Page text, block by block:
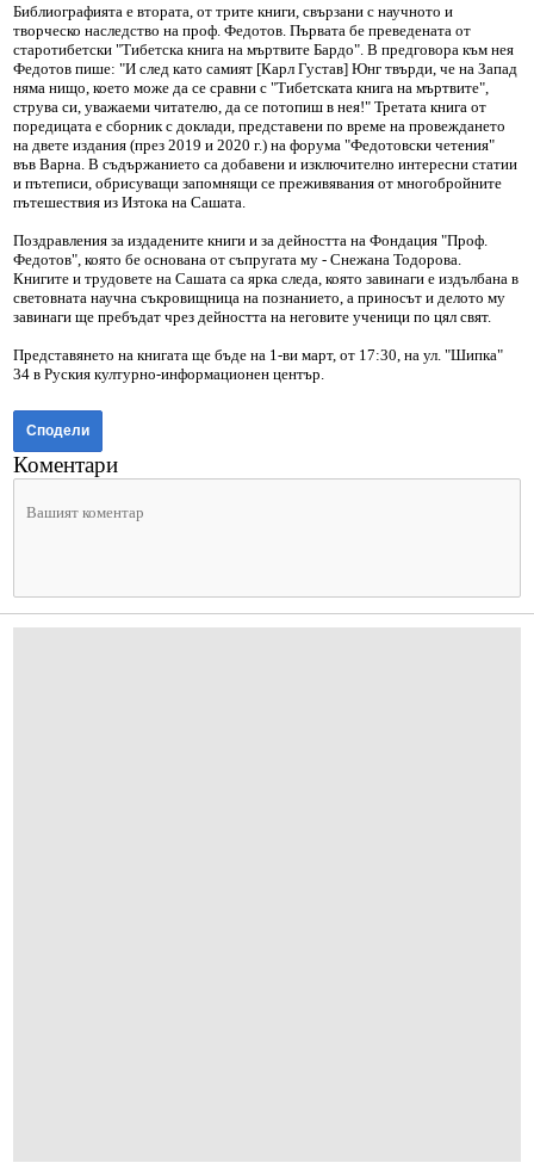
Библиографията е втората, от трите книги, свързани с научното и
творческо наследство на проф. Федотов. Първата бе преведената от
старотибетски "Тибетска книга на мъртвите Бардо". В предговора към нея
Федотов пише: "И след като самият [Карл Густав] Юнг твърди, че на Запад
няма нищо, което може да се сравни с "Тибетската книга на мъртвите",
струва си, уважаеми читателю, да се потопиш в нея!" Третата книга от
поредицата е сборник с доклади, представени по време на провеждането
на двете издания (през 2019 и 2020 г.) на форума "Федотовски четения"
във Варна. В съдържанието са добавени и изключително интересни статии
и пътеписи, обрисуващи запомнящи се преживявания от многобройните
пътешествия из Изтока на Сашата.
Поздравления за издадените книги и за дейността на Фондация "Проф.
Федотов", която бе основана от съпругата му - Снежана Тодорова.
Книгите и трудовете на Сашата са ярка следа, която завинаги е издълбана в
световната научна съкровищница на познанието, а приносът и делото му
завинаги ще пребъдат чрез дейността на неговите ученици по цял свят.
Представянето на книгата ще бъде на 1-ви март, от 17:30, на ул. "Шипка"
34 в Руския културно-информационен център.
Сподели
Коментари